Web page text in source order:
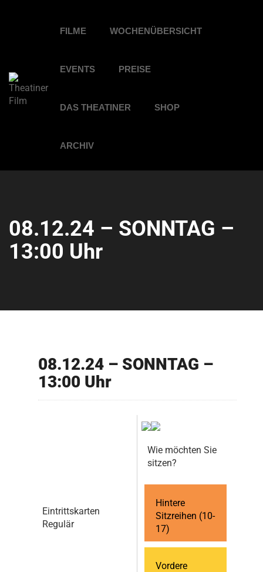
FILME WOCHENÜBERSICHT
EVENTS PREISE
DAS THEATINER SHOP
ARCHIV
08.12.24 – SONNTAG –
13:00 Uhr
08.12.24 – SONNTAG –
13:00 Uhr
Eintrittskarten
Regulär
Wie möchten Sie
sitzen?
Hintere
Sitzreihen (10-
17)
Vordere